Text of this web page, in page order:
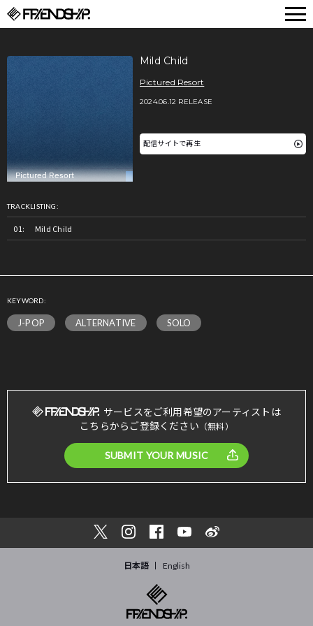
Mild Child
Pictured Resort
2024.06.12 RELEASE
配信サイトで再生
TRACKLISTING:
Mild Child
KEYWORD:
J-POP ALTERNATIVE SOLO
サービスをご利用希望のアーティストは
こちらからご登録ください （無料）
SUBMIT YOUR MUSIC
日本語 English